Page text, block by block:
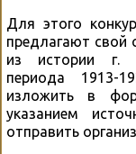
Для этого
предлагают свой
из истории г.
периода 1913-
изложить в
указанием
отправить